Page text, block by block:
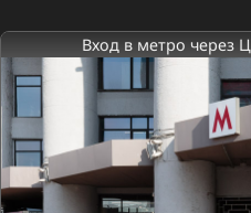
Вход в метро через